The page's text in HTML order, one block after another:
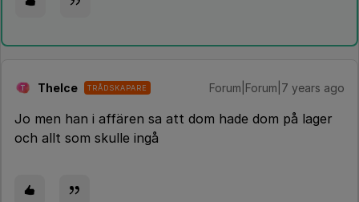
T TheIce TRÅDSKAPARE Forum|Forum|7 years ago
Jo men han i affären sa att dom hade dom på lager
och allt som skulle ingå